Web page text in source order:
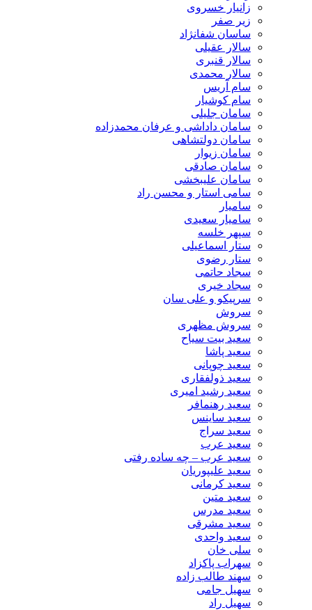
زانیار خسروی
زیر صفر
ساسان شفانژاد
سالار عقیلی
سالار قنبری
سالار محمدی
سام آریس
سام کوشیار
سامان جلیلی
سامان داداشی و عرفان محمدزاده
سامان دولتشاهی
سامان زیوار
سامان صادقی
سامان علیبخشی
سامی استار و محسن راد
سامیار
سامیار سعیدی
سپهر خلسه
ستار اسماعیلی
ستار رضوی
سجاد حاتمی
سجاد خیری
سرپیکو و علی سان
سروش
سروش مظهری
سعید بیت سیاح
سعید پاشا
سعید چوپانی
سعید ذولفقاری
سعید رشید امیری
سعید رهنمافر
سعید ساینس
سعید سراج
سعید عرب
سعید عرب – چه ساده رفتی
سعید علیپوریان
سعید کرمانی
سعید متین
سعید مدرس
سعید مشرقی
سعید واحدی
سلی خان
سهراب پاکزاد
سهند طالب زاده
سهیل جامی
سهیل راد